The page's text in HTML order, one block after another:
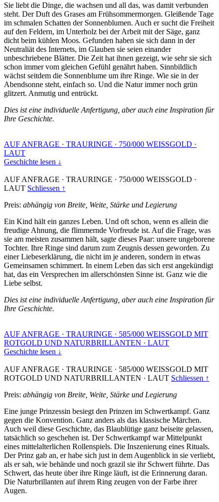
Sie liebt die Dinge, die wachsen und all das, was damit verbunden
steht. Der Duft des Grases am Frühsommermorgen. Gleißende Tage
im schmalen Schatten der Sonnenblumen. Auch er sucht die Freiheit
auf den Feldern, im Unterholz bei der Arbeit mit der Säge, ganz
dicht beim kühlen Moos. Gefunden haben sie sich dann in der
Neutraliät des Internets, im Glauben sie seien einander
unbeschriebene Blätter. Die Zeit hat ihnen gezeigt, wie sehr sie sich
schon immer vom gleichen Gefühl genährt haben. Sinnbildlich
wächst seitdem die Sonnenblume um ihre Ringe. Wie sie in der
Abendsonne steht, einfach so. Und die Natur immer noch grün
glitzert. Anmutig und entrückt.
Dies ist eine individuelle Anfertigung, aber auch eine Inspiration für
Ihre Geschichte.
AUF ANFRAGE · TRAURINGE · 750/000 WEISSGOLD ·
LAUT
Geschichte lesen ↓
AUF ANFRAGE · TRAURINGE · 750/000 WEISSGOLD ·
LAUT Schliessen ↑
Preis: abhängig von Breite, Weite, Stärke und Legierung
Ein Kind hält ein ganzes Leben. Und oft schon, wenn es allein die
freudige Ahnung, die flimmernde Vorfreude ist. Auf die Frage, was
sie am meisten zusammen hält, sagte dieses Paar: unsere ungeborene
Tochter. Ihre Ringe sind darum zum Zeugnis dessen geworden. Zu
einer Liebeserklärung, die nicht im je anderen, sondern in etwas
Gemeinsamen schimmert. In einem Leben das sich erst angekündigt
hat, das ein Versprechen im allerschönsten Sinne ist. Ganz wie die
Liebe selbst.
Dies ist eine individuelle Anfertigung, aber auch eine Inspiration für
Ihre Geschichte.
AUF ANFRAGE · TRAURINGE · 585/000 WEISSGOLD MIT
ROTGOLD UND NATURBRILLANTEN · LAUT
Geschichte lesen ↓
AUF ANFRAGE · TRAURINGE · 585/000 WEISSGOLD MIT
ROTGOLD UND NATURBRILLANTEN · LAUT Schliessen ↑
Preis: abhängig von Breite, Weite, Stärke und Legierung
Eine junge Prinzessin besiegt den Prinzen im Schwertkampf. Ganz
gegen die Konvention. Ganz anders als das klassische Märchen.
Auch weil diese Geschichte, das Blaublütige ganz beiseite gelassen,
tatsächlich so geschehen ist. Der Schwertkampf war Mittelpunkt
eines mittelalterlichen Rollenspiels. Die Inszenierung eines Rituals.
Der Prinz gab an, er habe sich just in dem Augenblick in sie verliebt,
als er sah, wie behände und noch grazil sie ihr Schwert führte. Das
Schwert, das heute über ihre Ringe läuft, ist die Erinnerung daran.
Die Naturbrillanten auf ihrem Ring zeugen von der Farbe ihrer
Augen.